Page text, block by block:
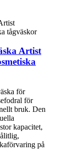
Artist
för
för
bruk. Den
kapacitet,
på